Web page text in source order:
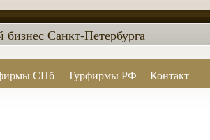
СПб Турфирмы РФ
Контакт
бизнес Санкт-Петербурга